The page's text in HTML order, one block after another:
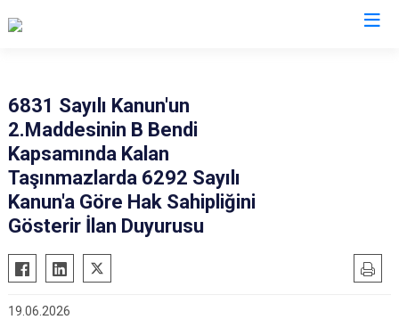
Akıncılar
Altınyayla
Divriği
Doğanşar
Gemerek
Gölova
Gürün
Kangal
Koyulhisar
6831 Sayılı Kanun'un
2.Maddesinin B Bendi
Kapsamında Kalan
Taşınmazlarda 6292 Sayılı
Kanun'a Göre Hak Sahipliğini
Gösterir İlan Duyurusu
19.06.2026